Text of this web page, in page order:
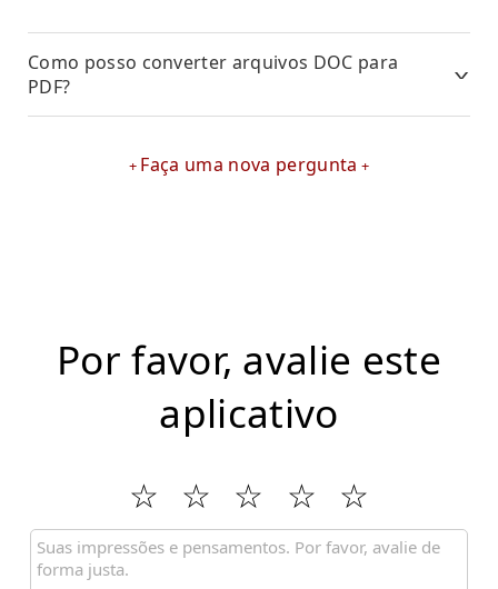
Como posso converter arquivos DOC para
PDF?
Faça uma nova pergunta
Por favor, avalie este
aplicativo